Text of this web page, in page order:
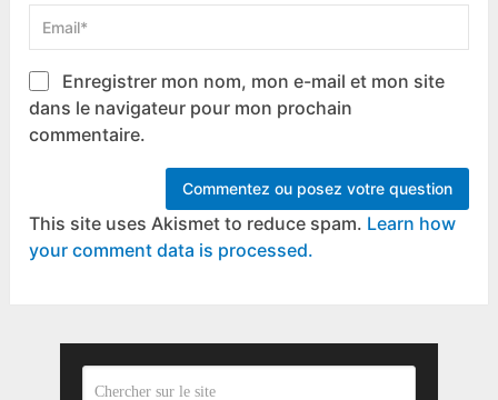
Enregistrer mon nom, mon e-mail et mon site
dans le navigateur pour mon prochain
commentaire.
This site uses Akismet to reduce spam. Learn how
your comment data is processed.